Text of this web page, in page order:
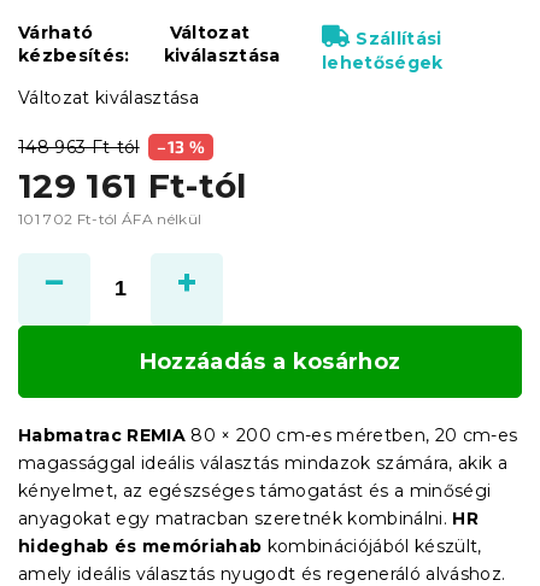
148 963 Ft-tól –13 %
129 161 Ft-tól
101 702 Ft-tól ÁFA nélkül
Változat kiválasztása
Várható
kézbesítés:
Változat
kiválasztása
Szállítási
lehetőségek
Hozzáadás a kosárhoz
Habmatrac REMIA 80 × 200 cm-es méretben, 20 cm-es
magassággal ideális választás mindazok számára, akik a
kényelmet, az egészséges támogatást és a minőségi
anyagokat egy matracban szeretnék kombinálni. HR
hideghab és memóriahab kombinációjából készült,
amely ideális választás nyugodt és regeneráló alváshoz.